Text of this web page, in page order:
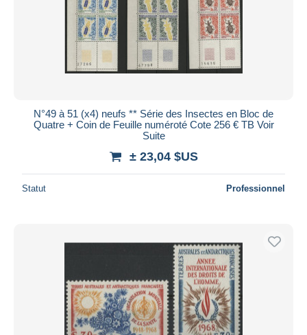
N°49 à 51 (x4) neufs ** Série des Insectes en Bloc de
Quatre + Coin de Feuille numéroté Cote 256 € TB Voir
Suite
± 23,04 $US
Statut Professionnel